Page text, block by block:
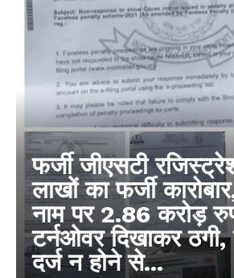
फर्जी जीएसटी
लाखों का फर्जी
नाम पर 2.86 करोड़
टर्नओवर दिखाकर
दर्ज न होने से...